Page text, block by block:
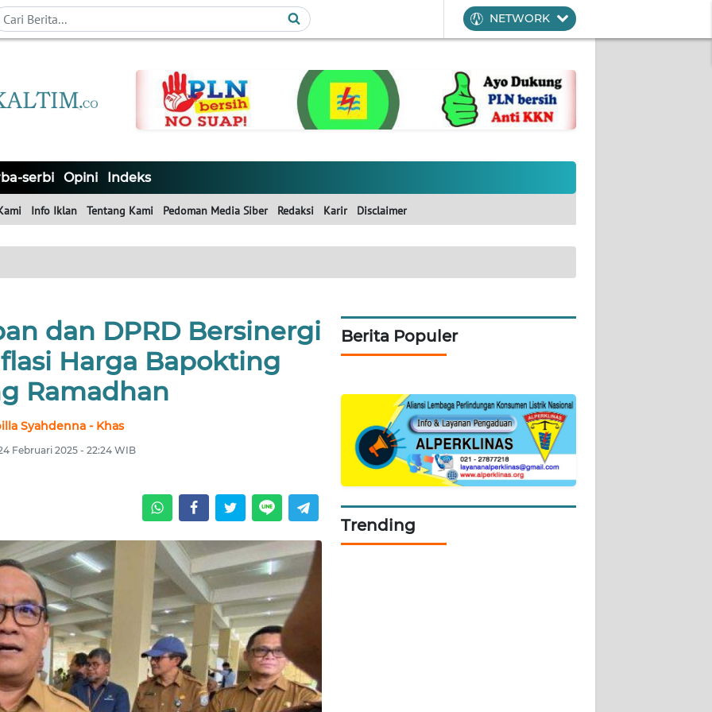
NETWORK
serbi Opini Indeks
Info Iklan Tentang Kami Pedoman Media Siber Redaksi Karir Disclaimer
dan DPRD Bersinergi
Harga Bapokting
Ramadhan
Syahdenna - Khas
Februari 2025 - 22:24 WIB
Berita Populer
Trending